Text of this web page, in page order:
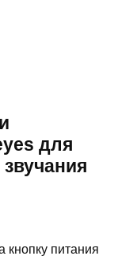
для
кнопку питания